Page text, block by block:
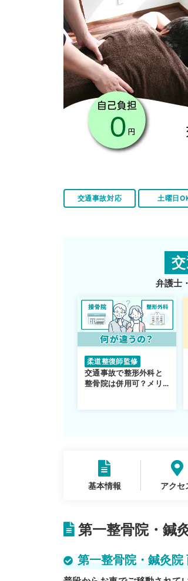
交通事故対応 土曜日
弁護士
柔道整復師監修
交通事故で整形外科と
整骨院は併用可？メリ
基本情報 アクセ
第一整骨院・鍼
第一整骨院・鍼灸院